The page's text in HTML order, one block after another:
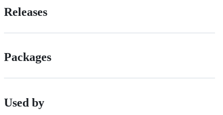
Releases
Packages
Used by